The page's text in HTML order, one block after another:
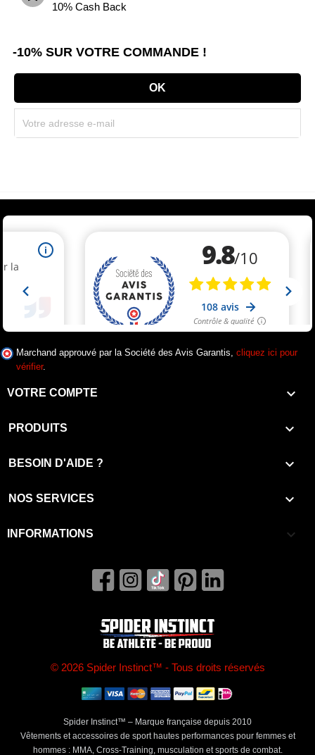
10% Cash Back
-10% SUR VOTRE COMMANDE !
Marchand approuvé par la Société des Avis Garantis, cliquez ici pour
vérifier.
VOTRE COMPTE 
PRODUITS 
BESOIN D'AIDE ? 
NOS SERVICES 
INFORMATIONS keyboard_arrow_down
© 2026 Spider Instinct™ - Tous droits réservés
Spider Instinct™ – Marque française depuis 2010
Vêtements et accessoires de sport hautes performances pour femmes et
hommes : MMA, Cross-Training, musculation et sports de combat.